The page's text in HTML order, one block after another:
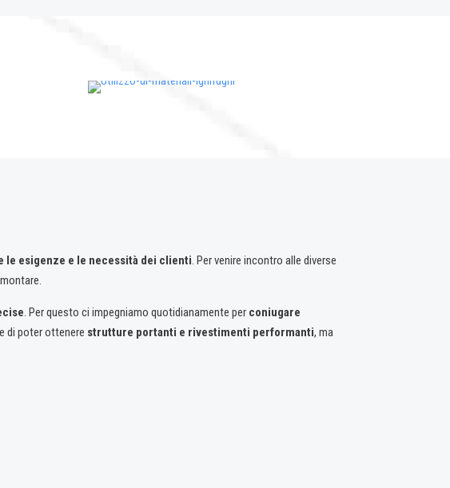
le esigenze e le necessità dei clienti. Per venire incontro alle diverse
. Per questo ci impegniamo quotidianamente per coniugare
di poter ottenere strutture portanti e rivestimenti performanti, ma